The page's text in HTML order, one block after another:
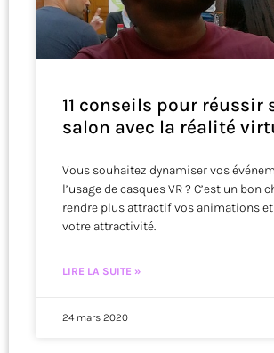
11 conseils pour réussir
salon avec la réalité
Vous souhaitez dynamiser vos
l’usage de casques VR ? C’est un bon
rendre plus attractif vos animations
votre attractivité.
LIRE LA SUITE »
24 mars 2020